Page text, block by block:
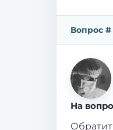
Вопрос #
На